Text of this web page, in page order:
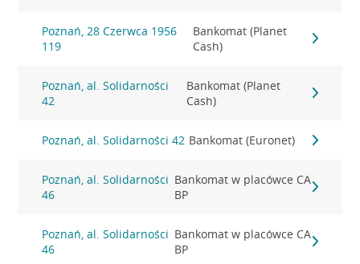
Poznań, 28 Czerwca 1956
119
Bankomat (Planet
Cash)
Poznań, al. Solidarności
42
Bankomat (Planet
Cash)
Poznań, al. Solidarności 42 Bankomat (Euronet)
Poznań, al. Solidarności
46
Bankomat w placówce CA
BP
Poznań, al. Solidarności
46
Bankomat w placówce CA
BP